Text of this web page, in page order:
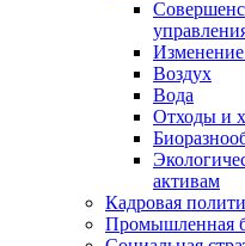
Воздух
Вода
Отходы и
активам
Кадровая
Промышленная